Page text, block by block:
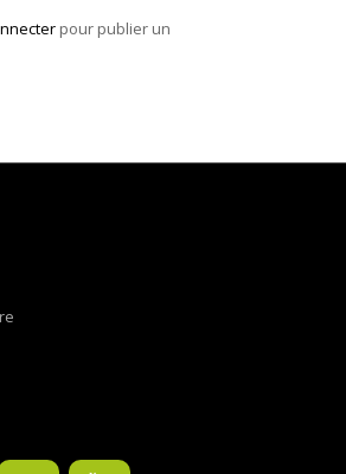
pour publier un